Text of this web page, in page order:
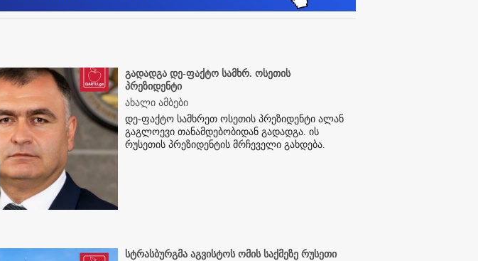
გადადგა დე-ფაქტო სამხრ. ოსეთის
პრეზიდენტი
ახალი ამბები
დე-ფაქტო სამხრეთ ოსეთის პრეზიდენტი ალან
გაგლოევი თანამდებობიდან გადადგა. ის
რუსეთის პრეზიდენტის მრჩეველი გახდება.
სტრასბურგმა აგვისტოს ომის საქმეზე რუსეთი